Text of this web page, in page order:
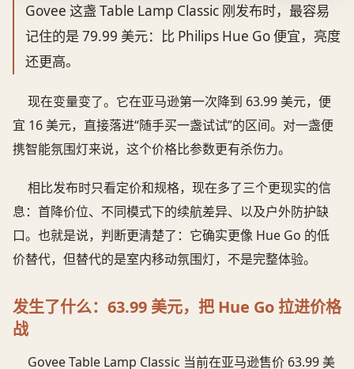
Govee 这盏 Table Lamp Classic 刚发布时，最容易
记住的是 79.99 美元：比 Philips Hue Go 便宜，亮度
还更高。
现在变量变了。它在亚马逊第一次降到 63.99 美元，便
宜 16 美元，直接落进“随手买一盏试试”的区间。对一盏便
携智能氛围灯来说，这个价格比参数更有杀伤力。
相比发布时只看定价和规格，现在多了三个更现实的信
息：首降价位、不同模式下的续航差异、以及户外防护缺
口。也就是说，判断更清楚了：它确实更像 Hue Go 的低
价替代，但替代的是室内移动氛围灯，不是完整体验。
发生了什么：63.99 美元，把 Hue Go 拉进价格
战
Govee Table Lamp Classic 当前在亚马逊售价 63.99 美